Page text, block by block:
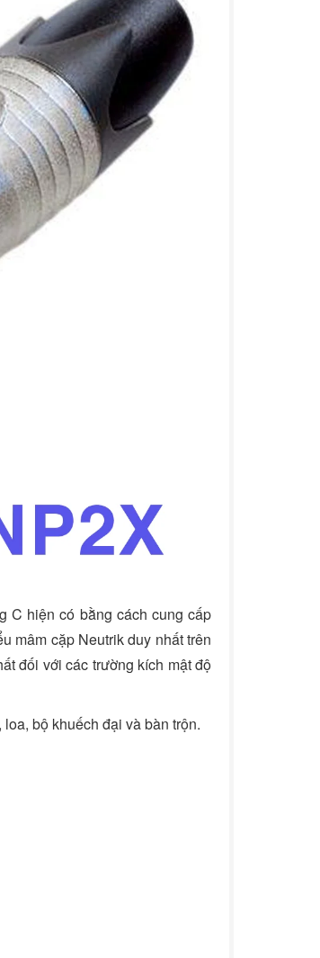
C hiện có bằng cách cung cấp
mâm cặp Neutrik duy nhất trên
đối với các trường kích mật độ
bộ khuếch đại và bàn trộn.